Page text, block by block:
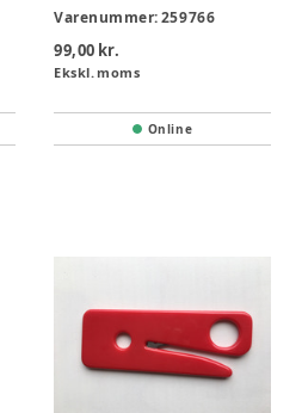
Varenummer:259766
99,00 kr.
Ekskl. moms
Online